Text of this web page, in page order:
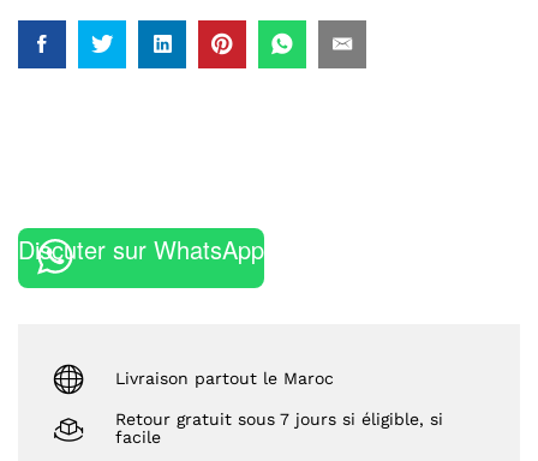
Discuter sur WhatsApp
Livraison partout le Maroc
Retour gratuit sous 7 jours si éligible, si
facile